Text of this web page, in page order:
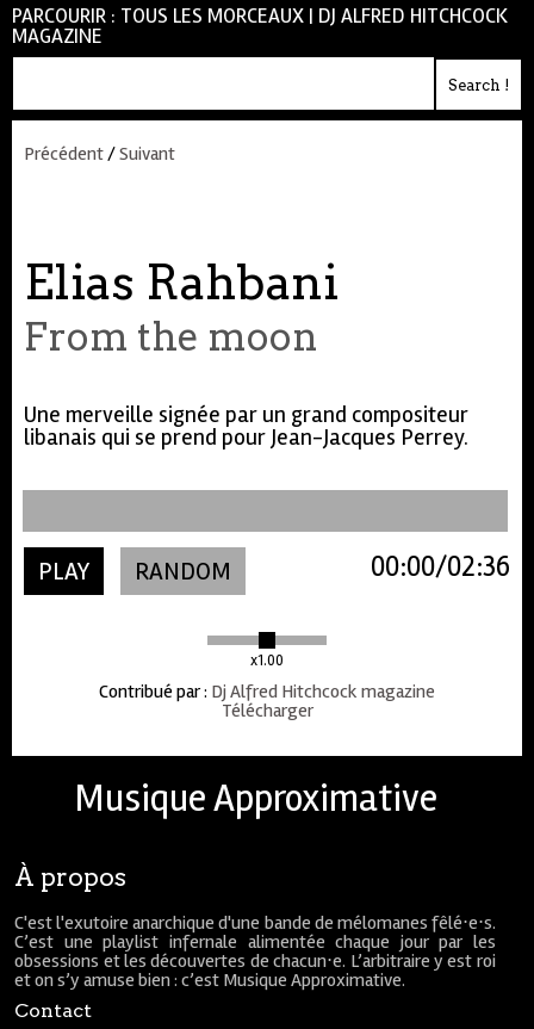
PARCOURIR : TOUS LES MORCEAUX | DJ ALFRED HITCHCOCK
MAGAZINE
Précédent/Suivant
Elias Rahbani
From the moon
Une merveille signée par un grand compositeur
libanais qui se prend pour Jean-Jacques Perrey.
PLAY RANDOM
x1.00
02:36
00:00
Contribué par: Dj Alfred Hitchcock magazine
Télécharger
Musique Approximative
À propos
C'est l'exutoire anarchique d'une bande de mélomanes fêlé⋅e⋅s.
C’est une playlist infernale alimentée chaque jour par les
obsessions et les découvertes de chacun⋅e. L’arbitraire y est roi
et on s’y amuse bien : c’est Musique Approximative.
Contact